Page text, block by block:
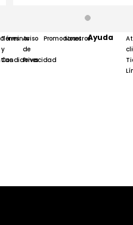
Términos
y
Condiciones
Aviso
de
Privacidad
Promociones
NosotrosAyuda